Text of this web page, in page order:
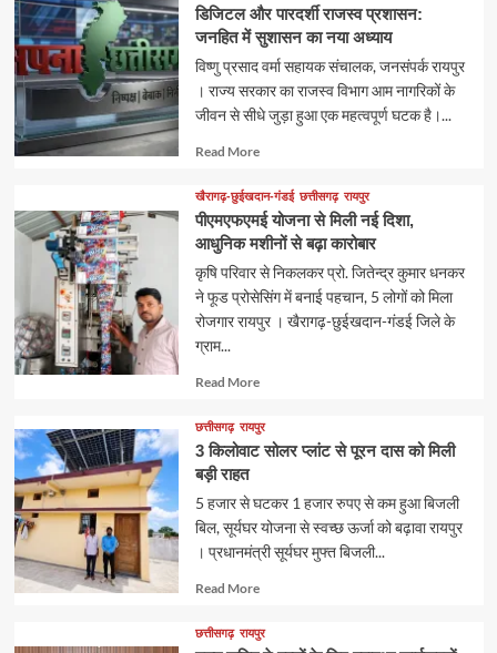
डिजिटल और पारदर्शी राजस्व प्रशासन:
जनहित में सुशासन का नया अध्याय
विष्णु प्रसाद वर्मा सहायक संचालक, जनसंपर्क रायपुर
। राज्य सरकार का राजस्व विभाग आम नागरिकों के
जीवन से सीधे जुड़ा हुआ एक महत्वपूर्ण घटक है।...
Read MoreRead
about
खैरागढ़-छुईखदान-गंडई छत्तीसगढ़ रायपुर
पीएमएफएमई योजना से मिली नई दिशा,
आधुनिक मशीनों से बढ़ा कारोबार
कृषि परिवार से निकलकर प्रो. जितेन्द्र कुमार धनकर
ने फूड प्रोसेसिंग में बनाई पहचान, 5 लोगों को मिला
रोजगार रायपुर । खैरागढ़-छुईखदान-गंडई जिले के
ग्राम...
Read MoreRead
about
छत्तीसगढ़ रायपुर
3 किलोवाट सोलर प्लांट से पूरन दास को मिली
बड़ी राहत
5 हजार से घटकर 1 हजार रुपए से कम हुआ बिजली
बिल, सूर्यघर योजना से स्वच्छ ऊर्जा को बढ़ावा रायपुर
। प्रधानमंत्री सूर्यघर मुफ्त बिजली...
Read MoreRead
about
छत्तीसगढ़ रायपुर